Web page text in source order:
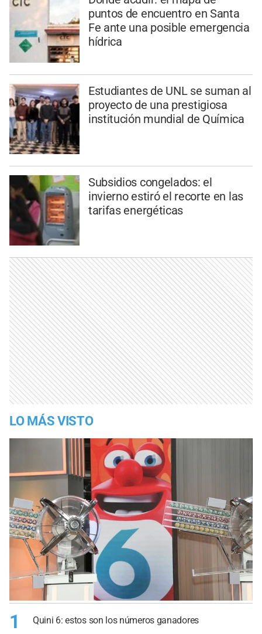
puntos de encuentro en Santa
Fe ante una posible emergencia
hídrica
Estudiantes de UNL se suman al
proyecto de una prestigiosa
institución mundial de Química
Subsidios congelados: el
invierno estiró el recorte en las
tarifas energéticas
LO MÁS VISTO
1 Quini 6: estos son los números ganadores